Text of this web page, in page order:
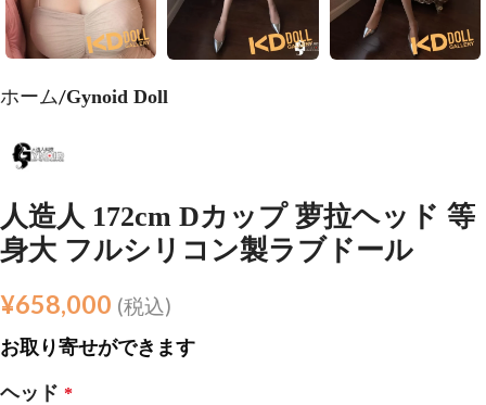
ホーム Gynoid Doll
人造人 172cm Dカップ 萝拉ヘッド 等
身大 フルシリコン製ラブドール
¥658,000 (税込)
お取り寄せができます
ヘッド *